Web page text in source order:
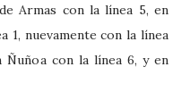
Armas con la línea 5, en
1, nuevamente con la línea
Ñuñoa con la línea 6, y en